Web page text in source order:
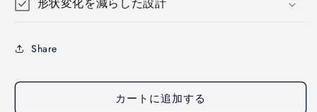
形状変化を減らした設計
Share
カートに追加する